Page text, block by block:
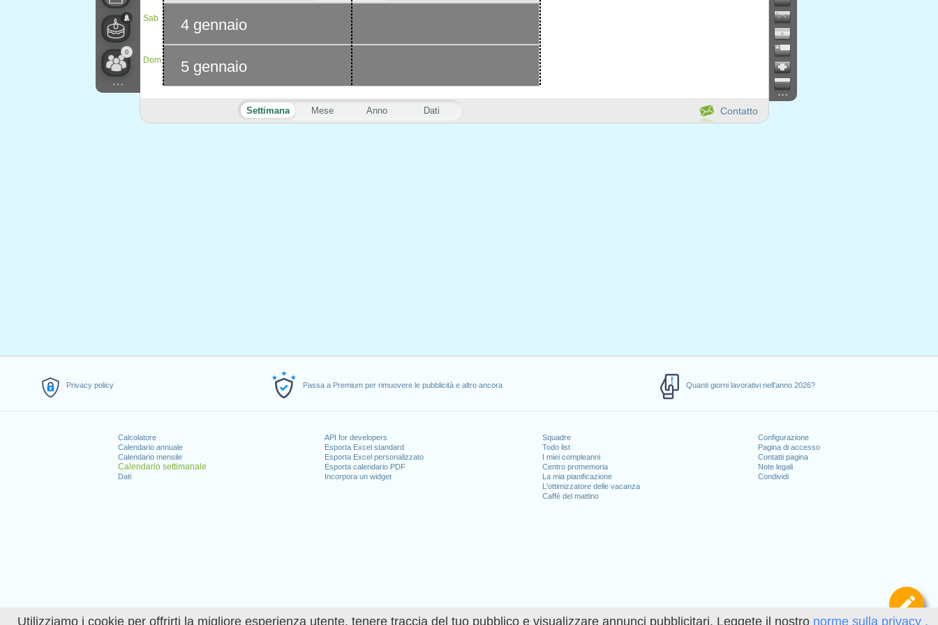
Utilizziamo i cookie per offrirti la migliore esperienza utente, tenere traccia del tuo pubblico e visualizzare annunci pubblicitari. Leggete il nostro norme sulla privacy .
Privacy policy Passa a Premium per rimuovere le pubblicità e altro ancora Quanti giorni lavorativi nell'anno 2026?
Calcolatore
Calendario annuale
Calendario mensile
Calendario settimanale
Dati
API for developers
Esporta Excel standard
Esporta Excel personalizzato
Esporta calendario PDF
Incorpora un widget
Squadre
Todo list
I miei compleanni
Centro promemoria
La mia pianificazione
L'ottimizzatore delle vacanza
Caffè del mattino
Configurazione
Pagina di accesso
Contatti pagina
Note legali
Condividi
0
...
...
Contatto
Settimana Mese Anno Dati
Sab
Dom
4 gennaio
5 gennaio